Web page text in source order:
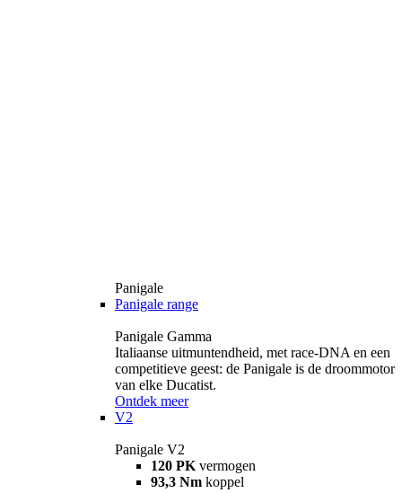
Panigale
Panigale range
Panigale Gamma
Italiaanse uitmuntendheid, met race-DNA en een
competitieve geest: de Panigale is de droommotor
van elke Ducatist.
Ontdek meer
V2
Panigale V2
120 PK vermogen
93,3 Nm koppel